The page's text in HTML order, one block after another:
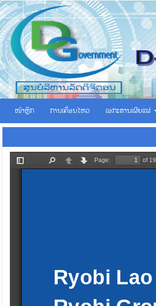
ໜ້າຫຼັກ ການເຄື່ອນໄຫວ ເອ​ກະ​ສານ​ເຜີຍ​ແຜ່